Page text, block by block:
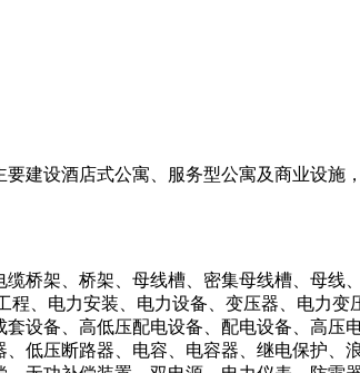
要建设酒店式公寓、服务型公寓及商业设
缆桥架、桥架、母线槽、密集母线槽、母
程、电力安装、电力设备、变压器、电力
设备、高低压配电设备、配电设备、高压
、低压断路器、电容、电容器、继电保护